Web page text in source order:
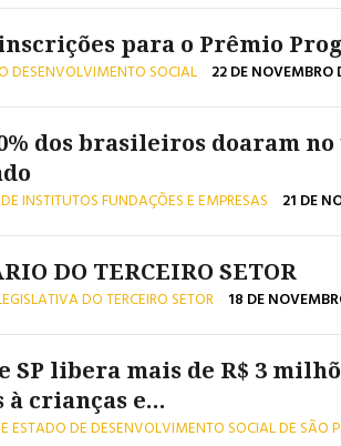
para o Prêmio
DESENVOLVIMENTO SOCIAL 22 DE NOVEMBRO
dos brasileiros doaram
INSTITUTOS FUNDAÇÕES E EMPRESAS 21 DE
DO TERCEIRO SETOR
DO TERCEIRO SETOR 18 DE
SP libera mais de R$ 3
à crianças e...
ESTADO DE DESENVOLVIMENTO SOCIAL DE SÃO